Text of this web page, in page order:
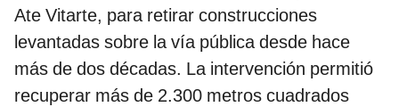
Ate Vitarte, para retirar construcciones
levantadas sobre la vía pública desde hace
más de dos décadas. La intervención permitió
recuperar más de 2.300 metros cuadrados